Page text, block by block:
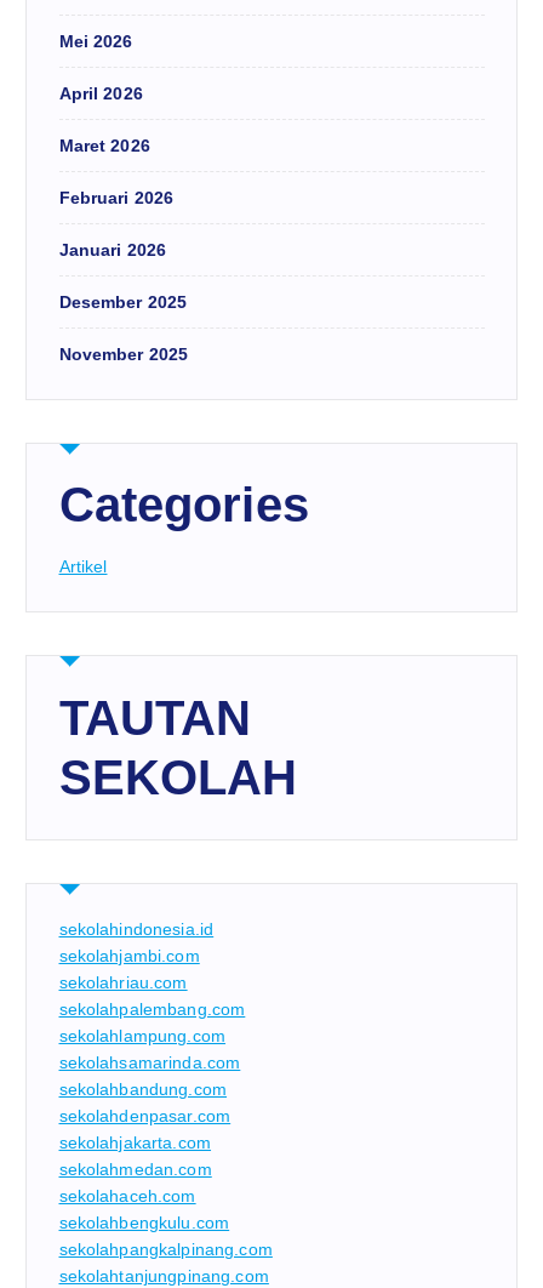
Mei 2026
April 2026
Maret 2026
Februari 2026
Januari 2026
Desember 2025
November 2025
Categories
Artikel
TAUTAN
SEKOLAH
sekolahindonesia.id
sekolahjambi.com
sekolahriau.com
sekolahpalembang.com
sekolahlampung.com
sekolahsamarinda.com
sekolahbandung.com
sekolahdenpasar.com
sekolahjakarta.com
sekolahmedan.com
sekolahaceh.com
sekolahbengkulu.com
sekolahpangkalpinang.com
sekolahtanjungpinang.com